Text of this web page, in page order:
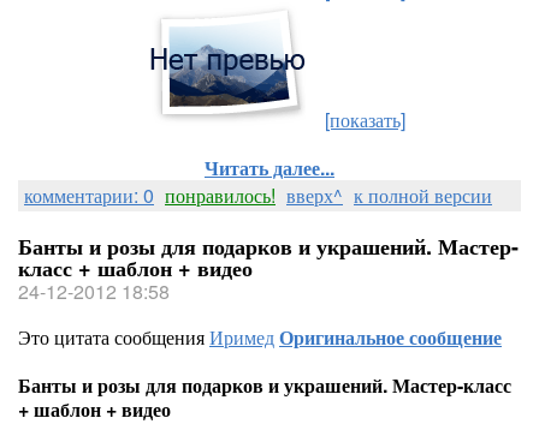
[показать]
Читать далее...
комментарии: 0 понравилось! вверх^ к полной версии
Банты и розы для подарков и украшений. Мастер-
класс + шаблон + видео
24-12-2012 18:58
Это цитата сообщенияИримедОригинальное сообщение
Банты и розы для подарков и украшений. Мастер-класс
+ шаблон + видео